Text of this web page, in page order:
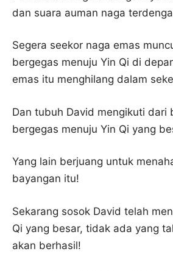
dan suara auman naga
Segera seekor naga emas
bergegas menuju Yin Qi di
emas itu menghilang dalam
Dan tubuh David mengikuti dari
bergegas menuju Yin Qi yang
Yang lain berjuang untuk
bayangan itu!
Sekarang sosok David telah
Qi yang besar, tidak ada yang
akan berhasil!